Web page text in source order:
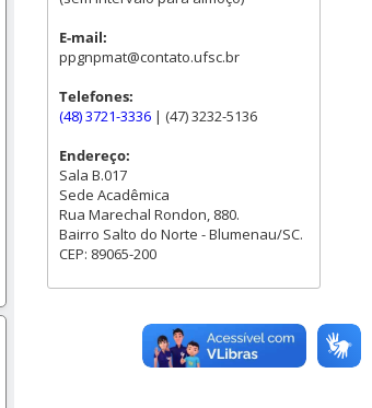
E-mail:
ppgnpmat@contato.ufsc.br
Telefones:
(48) 3721-3336 | (47) 3232-5136
Endereço:
Sala B.017
Sede Acadêmica
Rua Marechal Rondon, 880.
Bairro Salto do Norte - Blumenau/SC.
CEP: 89065-200